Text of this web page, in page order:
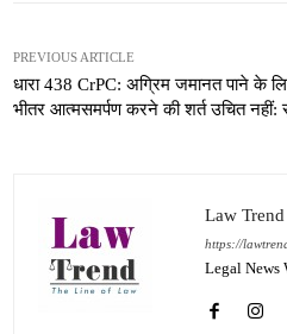
PREVIOUS ARTICLE
धारा 438 CrPC: अग्रिम जमानत पाने के
भीतर आत्मसमर्पण करने की शर्त उचित नहीं:
Law Trend
https://
Legal News